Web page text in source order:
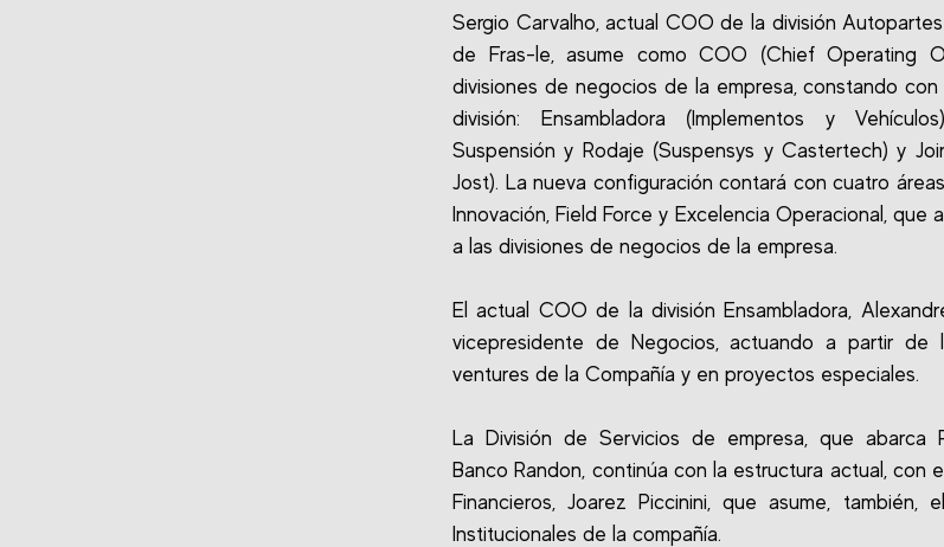
Sergio Carvalho, actual COO de la división
de Fras-le, asume como COO (Chief Operating
divisiones de negocios de la empresa, constando
división: Ensambladora (Implementos y
Suspensión y Rodaje (Suspensys y Castertech) y
Jost). La nueva configuración contará con cuatro
Innovación, Field Force y Excelencia Operacional, que
a las divisiones de negocios de la empresa.
El actual COO de la división Ensambladora,
vicepresidente de Negocios, actuando a partir de
ventures de la Compañía y en proyectos especiales.
La División de Servicios de empresa, que abarca
Banco Randon, continúa con la estructura actual, con
Financieros, Joarez Piccinini, que asume, también,
Institucionales de la compañía.